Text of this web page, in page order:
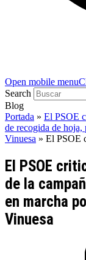
Open mobile menu
Search
Blog
Portada » El PSOE
de recogida de hoja,
Vinuesa » El PSOE
El PSOE
de la
en marcha
Vinuesa